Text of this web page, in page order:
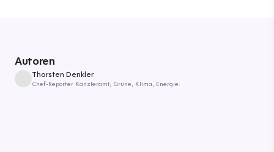
Autoren
Thorsten Denkler
Chef-Reporter Kanzleramt, Grüne, Klima, Energie.